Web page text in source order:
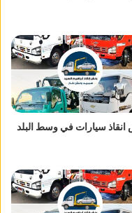
سيارات في وسط البلد